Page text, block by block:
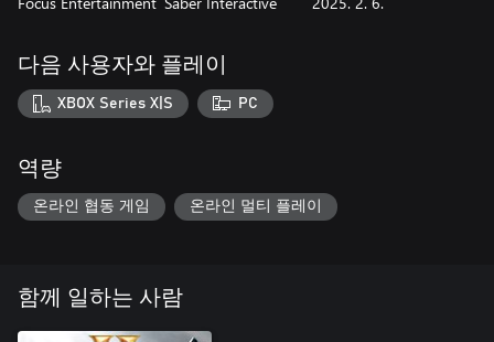
다음 사용자와 플레이
XBOX Series X|S PC
역량
온라인 협동 게임 온라인 멀티 플레이
함께 일하는 사람